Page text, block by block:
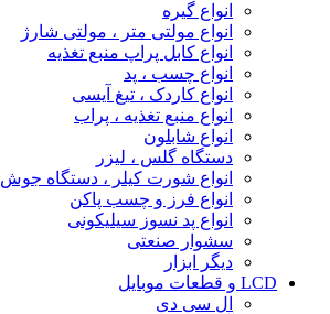
انواع گیره
انواع مولتی متر ، مولتی شارژ
انواع کابل پراپ منبع تغذیه
انواع چسب ، پد
انواع کاردک ، تیغ آیسی
انواع منبع تغذیه ، پراب
انواع شابلون
دستگاه گلس ، لیزر
انواع شورت کیلر ، دستگاه جوش
انواع فرز و چسب پاکن
انواع پد نسوز سیلیکونی
سشوار صنعتی
دیگر ابزار
LCD و قطعات موبایل
ال سی دی